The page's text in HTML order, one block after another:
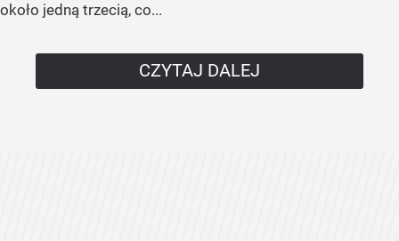
około jedną trzecią, co...
CZYTAJ DALEJ